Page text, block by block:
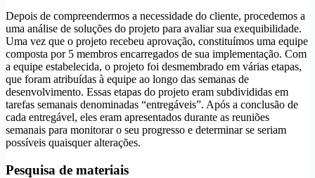
Depois de compreendermos a necessidade do cliente, procedemos a
uma análise de soluções do projeto para avaliar sua exequibilidade.
Uma vez que o projeto recebeu aprovação, constituímos uma equipe
composta por 5 membros encarregados de sua implementação. Com
a equipe estabelecida, o projeto foi desmembrado em várias etapas,
que foram atribuídas à equipe ao longo das semanas de
desenvolvimento. Essas etapas do projeto eram subdivididas em
tarefas semanais denominadas “entregáveis”. Após a conclusão de
cada entregável, eles eram apresentados durante as reuniões
semanais para monitorar o seu progresso e determinar se seriam
possíveis quaisquer alterações.
Pesquisa de materiais